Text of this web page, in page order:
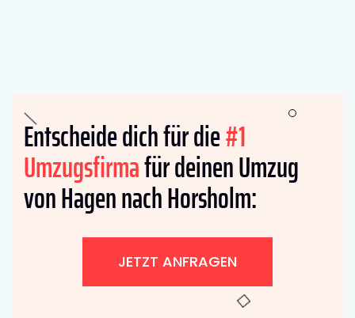
Entscheide dich für die#1
Umzugsfirmafür deinen Umzug
von Hagen nach Horsholm:
JETZT ANFRAGEN